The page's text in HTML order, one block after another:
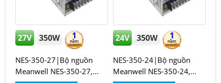
27V 350W 1
NES-350-27|Bộ nguồn
Meanwell NES-350-27,...
24V 350W 1
NES-350-24|Bộ nguồn
Meanwell NES-350-24,...